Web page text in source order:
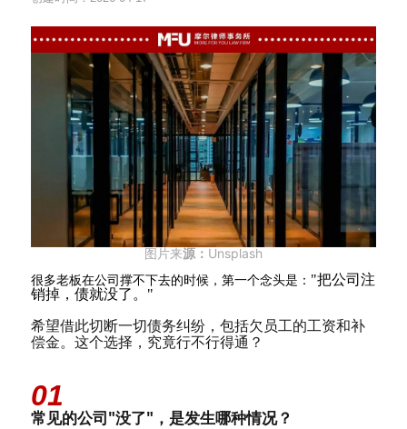
图片来源： Unsplash
很多老板在公司撑不下去的时候，第一个念头是： "把公司注
销掉，债就没了。 "
希望借此切断一切债务纠纷，包括欠员工的工资和补
偿金。 这个选择，究竟行不行得通？
01
常见的公司"没了"，是发生哪种情况？